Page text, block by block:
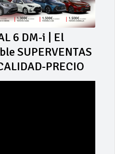
6 DM-i | El
SUPERVENTAS
PRECIO